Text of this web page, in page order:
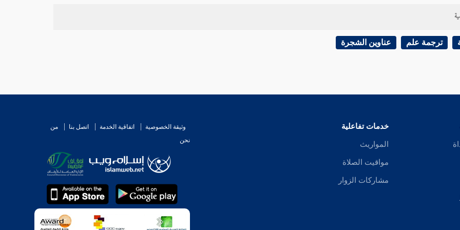
ترجمة علم عناوين الشجرة
خدمات تفاعلية
المواريث
مواقيت الصلاة
مشاركات الزوار
وثيقة الخصوصية اتفاقية الخدمة اتصل بنا
من
نحن